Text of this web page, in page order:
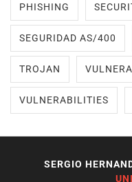
PHISHING
SEGURIDAD AS/400
TROJAN
VULNERABILITIES
SERGIO